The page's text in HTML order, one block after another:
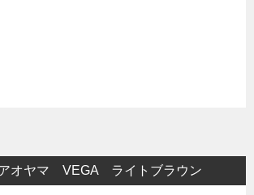
オヤマ VEGA ライトブラウン